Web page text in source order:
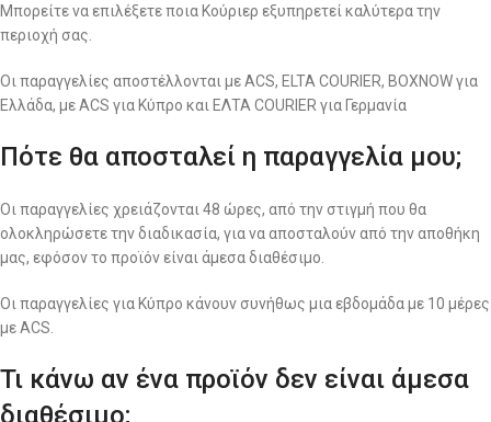
Μπορείτε να επιλέξετε ποια Κούριερ εξυπηρετεί καλύτερα την
περιοχή σας.
Οι παραγγελίες αποστέλλονται με ACS, ELTA COURIER, BOXNOW για
Ελλάδα, με ACS για Κύπρο και ΕΛΤΑ COURIER για Γερμανία
Πότε θα αποσταλεί η παραγγελία μου;
Οι παραγγελίες χρειάζονται 48 ώρες, από την στιγμή που θα
ολοκληρώσετε την διαδικασία, για να αποσταλούν από την αποθήκη
μας, εφόσον το προϊόν είναι άμεσα διαθέσιμο.
Οι παραγγελίες για Κύπρο κάνουν συνήθως μια εβδομάδα με 10 μέρες
με ACS.
Τι κάνω αν ένα προϊόν δεν είναι άμεσα
διαθέσιμο;